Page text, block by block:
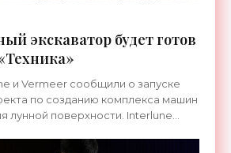
экскаватор будет готов
и Vermeer сообщили о запуске
по созданию комплекса машин
лунной поверхности. Interlune